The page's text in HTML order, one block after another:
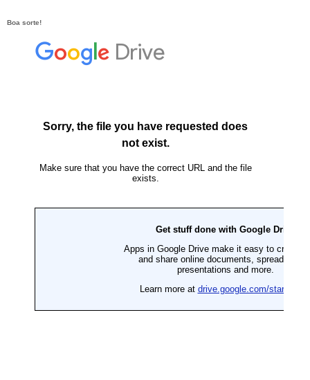
Boa sorte!